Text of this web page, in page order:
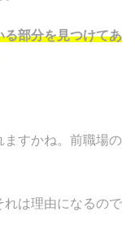
る部分を見つけてあ
ますかね。前職場の
れは理由になるので